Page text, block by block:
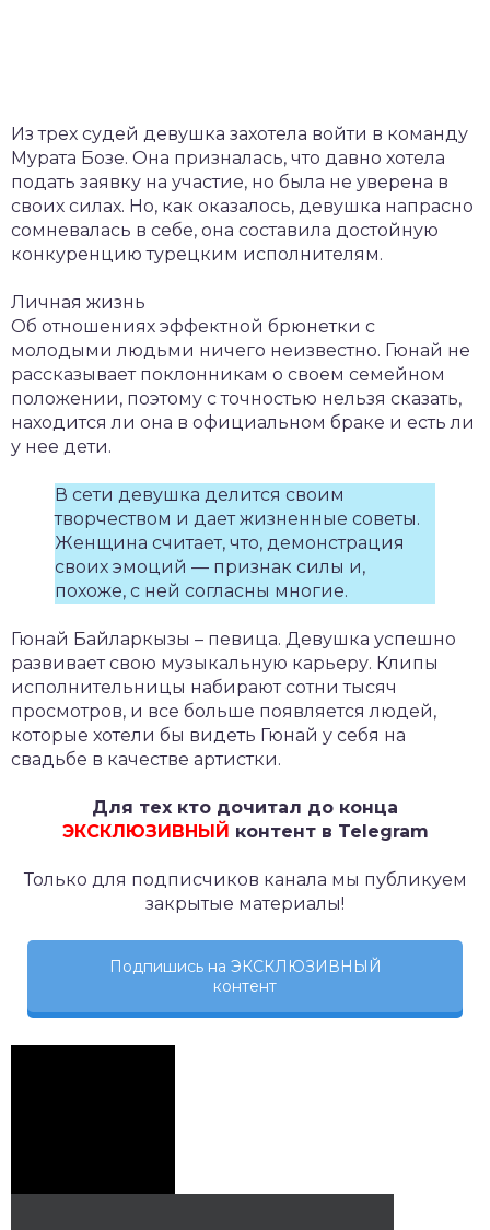
Из трех судей девушка захотела войти в команду
Мурата Бозе. Она призналась, что давно хотела
подать заявку на участие, но была не уверена в
своих силах. Но, как оказалось, девушка напрасно
сомневалась в себе, она составила достойную
конкуренцию турецким исполнителям.
Личная жизнь
Об отношениях эффектной брюнетки с
молодыми людьми ничего неизвестно. Гюнай не
рассказывает поклонникам о своем семейном
положении, поэтому с точностью нельзя сказать,
находится ли она в официальном браке и есть ли
у нее дети.
В сети девушка делится своим
творчеством и дает жизненные советы.
Женщина считает, что, демонстрация
своих эмоций — признак силы и,
похоже, с ней согласны многие.
Гюнай Байларкызы – певица. Девушка успешно
развивает свою музыкальную карьеру. Клипы
исполнительницы набирают сотни тысяч
просмотров, и все больше появляется людей,
которые хотели бы видеть Гюнай у себя на
свадьбе в качестве артистки.
Для тех кто дочитал до конца
ЭКСКЛЮЗИВНЫЙ контент в Telegram
Только для подписчиков канала мы публикуем
закрытые материалы!
Подпишись на ЭКСКЛЮЗИВНЫЙ
контент